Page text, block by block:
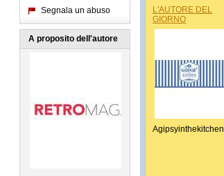
Segnala un abuso
A proposito dell'autore
L'AUTORE DEL
GIORNO
Agipsyinthekitchen